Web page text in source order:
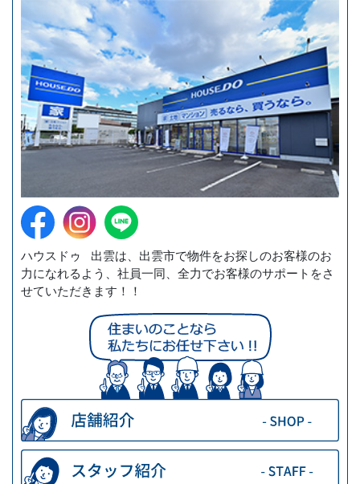
ハウスドゥ 出雲は、出雲市で物件をお探しのお客様のお
力になれるよう、社員一同、全力でお客様のサポートをさ
せていただきます！！